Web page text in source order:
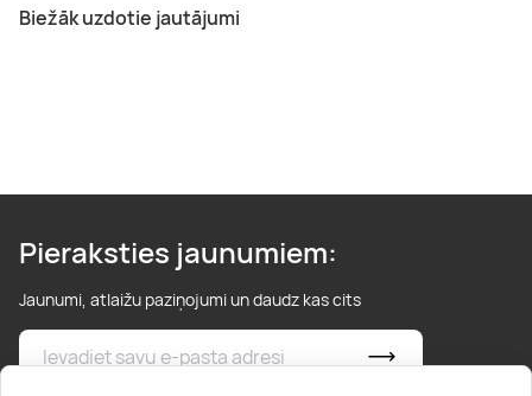
Biežāk uzdotie jautājumi
Pieraksties jaunumiem:
Jaunumi, atlaižu paziņojumi un daudz kas cits